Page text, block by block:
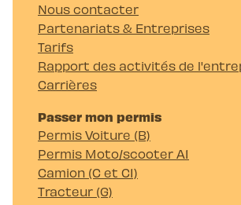
Nous contacter
Partenariats & Entreprises
Tarifs
Rapport des activités de
Carrières
Passer mon permis
Permis Voiture (B)
Permis Moto/scooter A1
Camion (C et C1)
Tracteur (G)